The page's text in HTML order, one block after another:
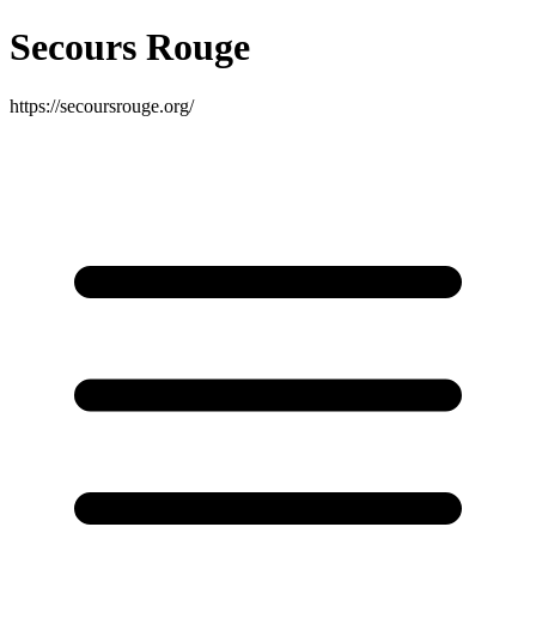
Secours Rouge
https://secoursrouge.org/